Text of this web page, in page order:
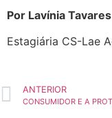
Por Lavínia Tavares
Estagiária CS-Lae
ANTERIOR